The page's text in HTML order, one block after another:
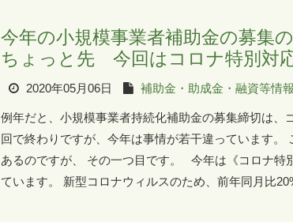
今年の小規模事業者補助金の募集
ちょっと先 今回はコロナ特別対
2020年05月06日 補助金・助成金・融資等情報
例年だと、小規模事業者持続化補助金の募集締切は、
回で終わりですが、今年は事情が若干違っています。
あるのですが、 その一つ目です。 今年は《コロナ特
ています。 新型コロナウィルスのため、前年同月比